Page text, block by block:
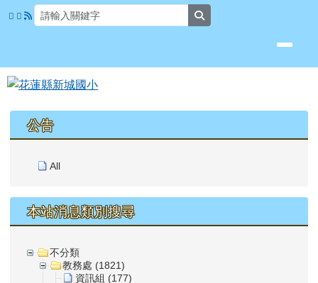
跳至主內容區
花蓮縣新城國小
上中區域內容
公告
All
本站消息類別搜尋
不分類
教務處 (1821)
資訊組 (177)
頁尾區域